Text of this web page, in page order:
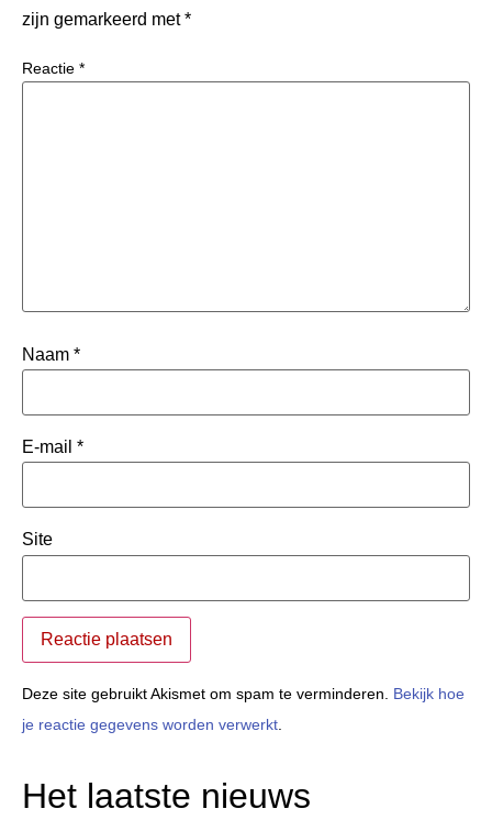
zijn gemarkeerd met*
Reactie *
Naam *
E-mail *
Site
Deze site gebruikt Akismet om spam te verminderen. Bekijk hoe
je reactie gegevens worden verwerkt.
Het laatste nieuws